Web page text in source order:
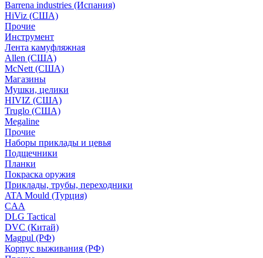
Barrena industries (Испания)
HiViz (США)
Прочие
Инструмент
Лента камуфляжная
Allen (США)
McNett (США)
Магазины
Мушки, целики
HIVIZ (США)
Truglo (США)
Megaline
Прочие
Наборы приклады и цевья
Подщечники
Планки
Покраска оружия
Приклады, трубы, переходники
ATA Mould (Турция)
CAA
DLG Tactical
DVC (Китай)
Magpul (РФ)
Корпус выживания (РФ)